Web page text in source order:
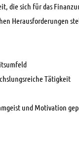
die sich für das
Herausforderungen
Tätigkeit
und Motivation